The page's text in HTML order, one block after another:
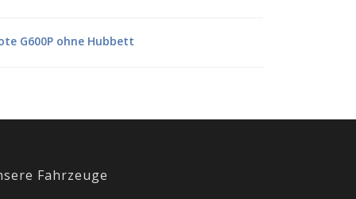
G600P ohne Hubbett
Fahrzeuge